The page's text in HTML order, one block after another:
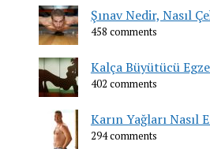
Şınav Nedir, Nasıl
458 comments
Kalça Büyütücü
402 comments
Karın Yağları Nasıl
294 comments